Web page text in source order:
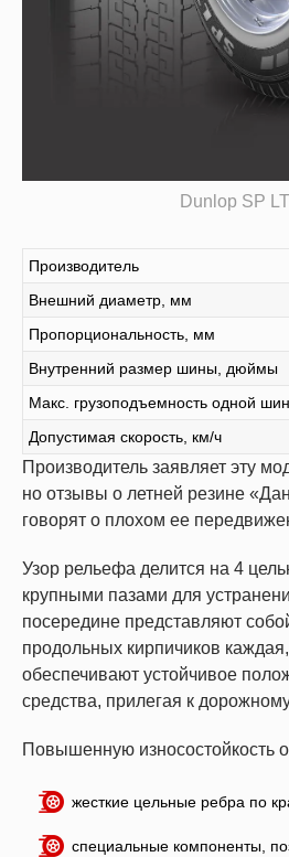
Dunlop SP
Производитель
Внешний диаметр, мм
Пропорциональность, мм
Внутренний размер шины, дюймы
Макс. грузоподъемность одной
Допустимая скорость, км/ч
Производитель заявляет эту
но отзывы о летней резине
говорят о плохом ее
Узор рельефа делится на 4
крупными пазами для
посередине представляют
продольных кирпичиков
обеспечивают устойчивое
средства, прилегая к
Повышенную износостойкость
жесткие цельные ребра по
специальные компоненты,